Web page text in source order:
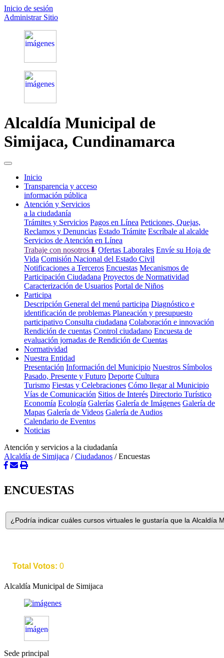
Inicio de sesión
Administrar Sitio
Alcaldía Municipal de
Simijaca, Cundinamarca
Inicio(current)
Transparencia y acceso
información pública
Atención y Servicios
a la ciudadanía
Trámites y Servicios Pagos en Línea Peticiones, Quejas,
Reclamos y Denuncias Estado Trámite Escríbale al alcalde
Servicios de Atención en Línea
Trabaje con nosotros⬇ Ofertas Laborales Envíe su Hoja de
Vida Comisión Nacional del Estado Civil
Notificaciones a Terceros Encuestas Mecanismos de
Participación Ciudadana Proyectos de Normatividad
Caracterización de Usuarios Portal de Niños
Participa
Descripción General del menú participa Diagnóstico e
identificación de problemas Planeación y presupuesto
participativo Consulta ciudadana Colaboración e innovación
Rendición de cuentas Control ciudadano Encuesta de
evaluación jornadas de Rendición de Cuentas
Normatividad
Nuestra Entidad
Presentación Información del Municipio Nuestros Símbolos
Pasado, Presente y Futuro Deporte Cultura
Turismo Fiestas y Celebraciones Cómo llegar al Municipio
Vías de Comunicación Sitios de Interés Directorio Turístico
Economía Ecología Galerías Galería de Imágenes Galería de
Mapas Galería de Videos Galería de Audios
Calendario de Eventos
Noticias
Atención y servicios a la ciudadanía
Alcaldía de Simijaca /Ciudadanos /Encuestas
ENCUESTAS
Total Votos: 0
Alcaldía Municipal de Simijaca
Sede principal